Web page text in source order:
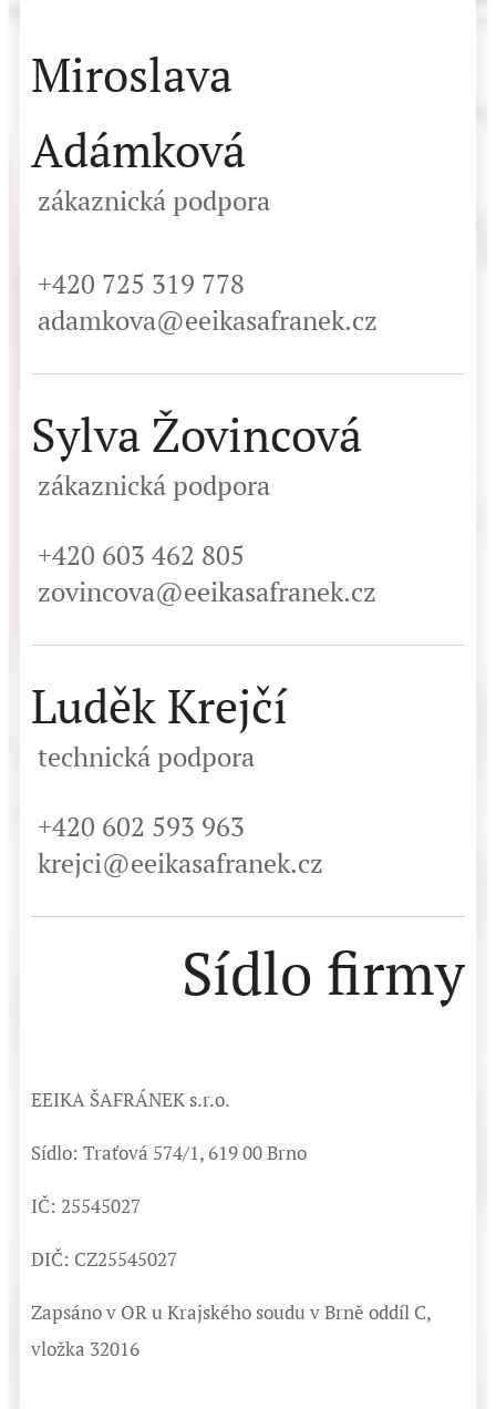
Miroslava
Adámková
zákaznická podpora
+420 725 319 778
adamkova@eeikasafranek.cz
Sylva Žovincová
zákaznická podpora
+420 603 462 805
zovincova@eeikasafranek.cz
Luděk Krejčí
technická podpora
+420 602 593 963
krejci@eeikasafranek.cz
Sídlo firmy
EEIKA ŠAFRÁNEK s.r.o.
Sídlo: Traťová 574/1, 619 00 Brno
IČ: 25545027
DIČ: CZ25545027
Zapsáno v OR u Krajského soudu v Brně oddíl C,
vložka 32016